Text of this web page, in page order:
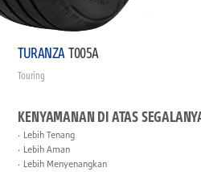
TURANZAT005A
Touring
KENYAMANAN DI ATAS
Lebih Tenang
Lebih Aman
Lebih Menyenangkan